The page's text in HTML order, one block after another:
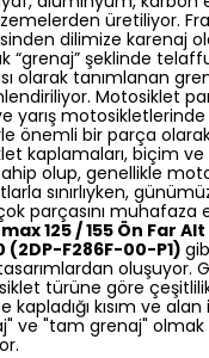
üretiliyor.
dilimize karenaj
“grenaj” şeklinde
olarak tanımlanan
Motosiklet
yarış
önemli bir parça
kaplamaları, biçim ve
olup, genellikle
sınırlıyken,
parçasını muhafaza
125 / 155 Ön Far
(2DP-F286F-00-P1)
oluşuyor.
türüne göre
kısım ve
ve "tam grenaj" olmak